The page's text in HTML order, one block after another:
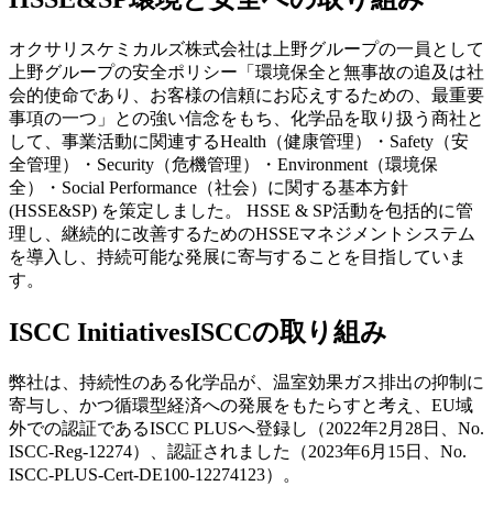
オクサリスケミカルズ株式会社は上野グループの一員として
上野グループの安全ポリシー「環境保全と無事故の追及は社
会的使命であり、お客様の信頼にお応えするための、最重要
事項の一つ」との強い信念をもち、化学品を取り扱う商社と
して、事業活動に関連するHealth （健康管理）・ Safety （安
全管理）・ Security （危機管理）・ Environment （環境保
全）・ Social Performance （社会）に関する基本方針
(HSSE&SP) を策定しました。 HSSE & SP活動を包括的に管
理し、継続的に改善するためのHSSEマネジメントシステム
を導入し、持続可能な発展に寄与することを目指していま
す。
ISCC InitiativesISCCの取り組み
弊社は、持続性のある化学品が、温室効果ガス排出の抑制に
寄与し、かつ循環型経済への発展をもたらすと考え、EU域
外での認証であるISCC PLUSへ登録し（2022年2月28日、No.
ISCC-Reg-12274）、認証されました（2023年6月15日、No.
ISCC-PLUS-Cert-DE100-12274123）。